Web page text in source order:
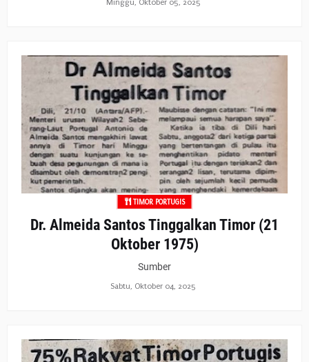
Minggu, Oktober 05, 2025
TIMOR PORTUGIS
Dr. Almeida Santos Tinggalkan Timor (21
Oktober 1975)
Sumber
Sabtu, Oktober 04, 2025